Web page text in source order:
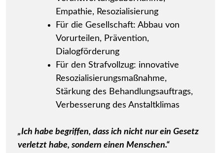
Empathie, Resozialisierung
Für die Gesellschaft: Abbau von
Vorurteilen, Prävention,
Dialogförderung
Für den Strafvollzug: innovative
Resozialisierungsmaßnahme,
Stärkung des Behandlungsauftrags,
Verbesserung des Anstaltklimas
„Ich habe begriffen, dass ich nicht nur ein Gesetz
verletzt habe, sondern einen Menschen.“